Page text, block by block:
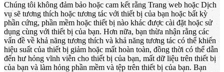
Chúng tôi không đảm bảo hoặc cam kết rằng Trang web hoặc Dịch
vụ sẽ tương thích hoặc tương tác với thiết bị của bạn hoặc bất kỳ
phần cứng, phần mềm hoặc thiết bị nào khác được cài đặt hoặc sử
dụng cùng với thiết bị của bạn. Hơn nữa, bạn thừa nhận rằng các
vấn đề về khả năng tương thích và khả năng tương tác có thể khiến
hiệu suất của thiết bị giảm hoặc mất hoàn toàn, đồng thời có thể dẫn
đến hư hỏng vĩnh viễn cho thiết bị của bạn, mất dữ liệu trên thiết bị
của bạn và làm hỏng phần mềm và tệp trên thiết bị của bạn. Bạn